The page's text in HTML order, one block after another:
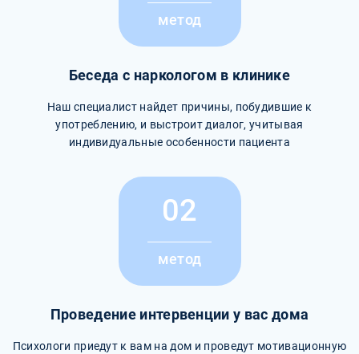
метод
Беседа с наркологом в клинике
Наш специалист найдет причины, побудившие к
употреблению, и выстроит диалог, учитывая
индивидуальные особенности пациента
02
метод
Проведение интервенции у вас дома
Психологи приедут к вам на дом и проведут мотивационную